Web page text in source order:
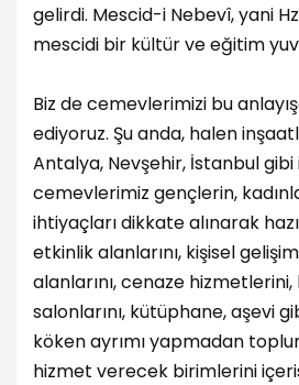
gelirdi. Mescid-i Nebevî, yani
mescidi bir kültür ve eğitim
Biz de cemevlerimizi bu
ediyoruz. Şu anda, halen
Antalya, Nevşehir, İstanbul
cemevlerimiz gençlerin,
ihtiyaçları dikkate alınarak
etkinlik alanlarını, kişisel
alanlarını, cenaze
salonlarını, kütüphane, aşevi
köken ayrımı yapmadan
hizmet verecek birimlerini